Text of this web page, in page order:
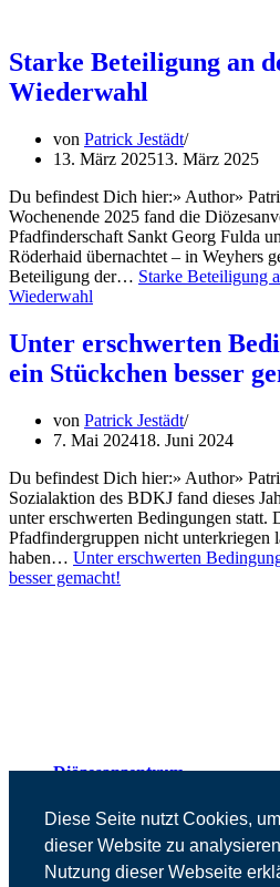
Diese Seite nutzt Cookies,
dieser Website zu
Nutzung dieser Webseite
Starke Beteiligung an
Wiederwahl
von Patrick Jestädt
13. März 202513. März 2025
Du befindest Dich hier:» Author»
Wochenende 2025 fand die
Pfadfinderschaft Sankt Georg Fulda
Röderhaid übernachtet – in Weyhers
Beteiligung der… Starke Beteiligung
Wiederwahl
Unter erschwerten
ein Stückchen besser
von Patrick Jestädt
7. Mai 202418. Juni 2024
Du befindest Dich hier:» Author»
Sozialaktion des BDKJ fand dieses
unter erschwerten Bedingungen statt.
Pfadfindergruppen nicht unterkriegen
haben… Unter erschwerten
besser gemacht!
Diözesanzentrum
Kontakt
Datenschutz